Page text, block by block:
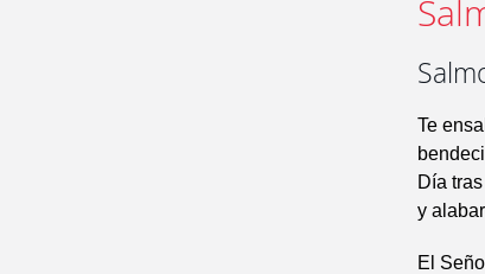
Te
Día
y
El